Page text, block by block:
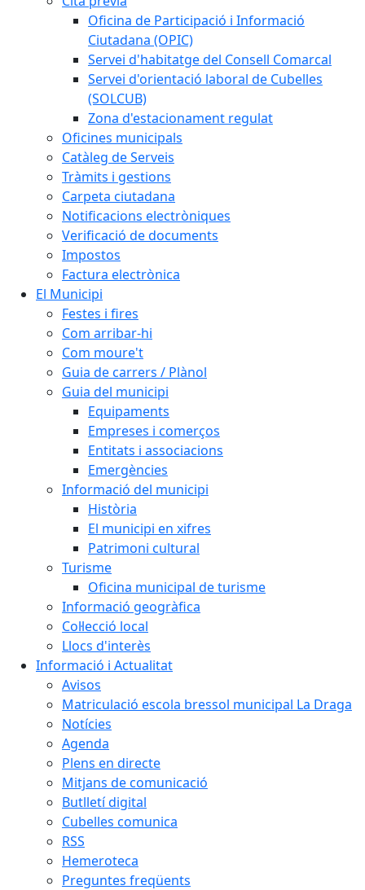
Oficina de Participació i Informació
Ciutadana (OPIC)
Servei d'habitatge del Consell Comarcal
Servei d'orientació laboral de Cubelles
(SOLCUB)
Zona d'estacionament regulat
Oficines municipals
Catàleg de Serveis
Tràmits i gestions
Carpeta ciutadana
Notificacions electròniques
Verificació de documents
Impostos
Factura electrònica
El Municipi
Festes i fires
Com arribar-hi
Com moure't
Guia de carrers / Plànol
Guia del municipi
Equipaments
Empreses i comerços
Entitats i associacions
Emergències
Informació del municipi
Història
El municipi en xifres
Patrimoni cultural
Turisme
Oficina municipal de turisme
Informació geogràfica
Col·lecció local
Llocs d'interès
Informació i Actualitat
Avisos
Matriculació escola bressol municipal La Draga
Notícies
Agenda
Plens en directe
Mitjans de comunicació
Butlletí digital
Cubelles comunica
RSS
Hemeroteca
Preguntes freqüents